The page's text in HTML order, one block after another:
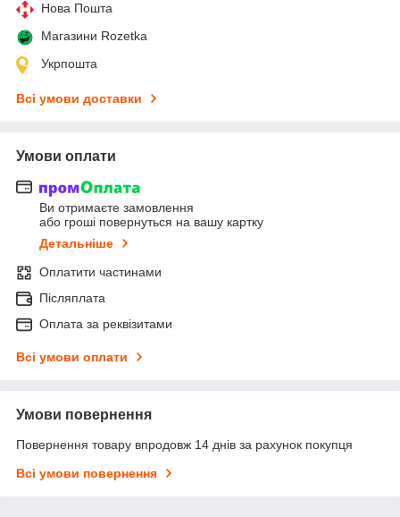
Нова Пошта
Магазини Rozetka
Укрпошта
Всі умови доставки
Умови оплати
Ви отримаєте замовлення
або гроші повернуться на вашу картку
Детальніше
Оплатити частинами
Післяплата
Оплата за реквізитами
Всі умови оплати
Умови повернення
Повернення товару впродовж 14 днів за рахунок покупця
Всі умови повернення